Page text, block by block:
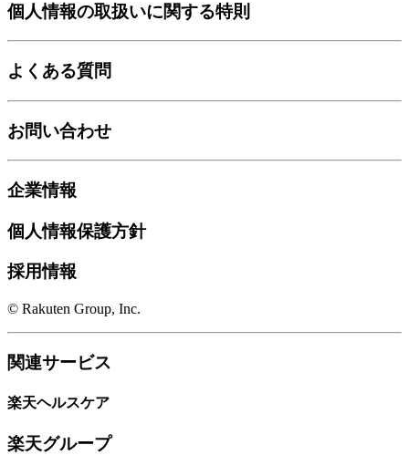
個人情報の取扱いに関する特則
よくある質問
お問い合わせ
企業情報
個人情報保護方針
採用情報
© Rakuten Group, Inc.
関連サービス
楽天ヘルスケア
楽天グループ